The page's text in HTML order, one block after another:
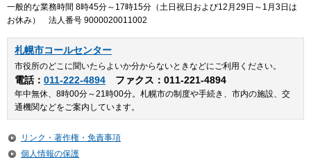
一般的な業務時間 8時45分～17時15分（土日祝日および12月29日～1月3日は
お休み） 法人番号 9000020011002
札幌市コールセンター
市役所のどこに聞いたらよいか分からないときなどにご利用ください。
電話： 011-222-4894 ファクス：011-221-4894
年中無休、8時00分～21時00分。札幌市の制度や手続き、市内の施設、交
通機関などをご案内しています。
リンク・著作権・免責事項
個人情報の保護